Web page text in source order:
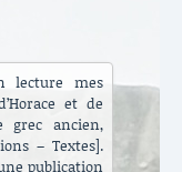
lecture mes
et de
grec ancien,
– Textes].
publication